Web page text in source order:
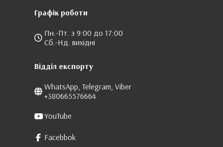
Графік роботи
Пн.-Пт. з 9:00 до 17:00
Сб.-Нд. вихідні
Відділ експорту
WhatsApp, Telegram, Viber
+380665576664
YouTube
Facebbok